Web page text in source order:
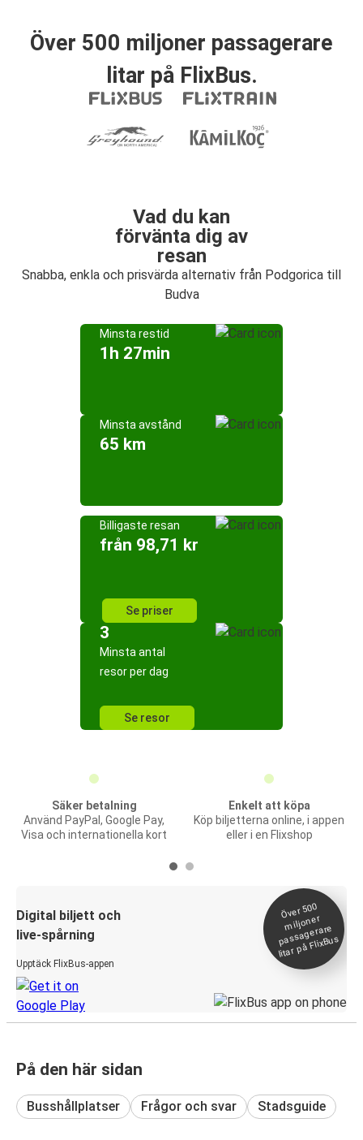
Över 500 miljoner passagerare
litar på FlixBus.
Vad du kan
förvänta dig av
resan
Snabba, enkla och prisvärda alternativ från Podgorica till
Budva
Minsta restid
1h 27min
Minsta avstånd
65 km
Billigaste resan
från 98,71 kr
Se priser
3
Minsta antal
resor per dag
Se resor
Säker betalning
Använd PayPal, Google Pay,
Visa och internationella kort
Enkelt att köpa
Köp biljetterna online, i appen
eller i en Flixshop
Digital biljett och
live-spårning
Upptäck FlixBus-appen
Över 500
miljoner
passagerare
litar på FlixBus
På den här sidan
Busshållplatser Frågor och svar Stadsguide